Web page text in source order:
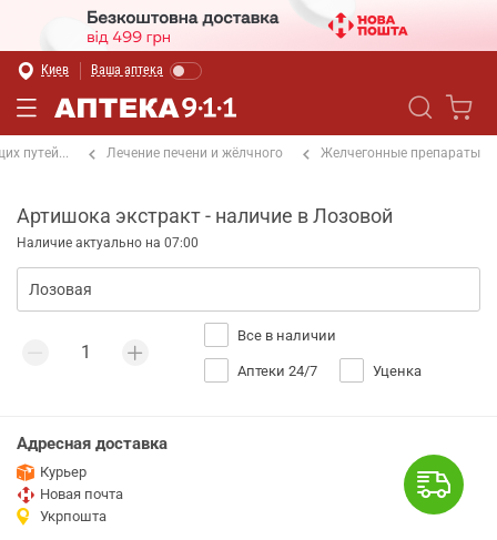
Киев Ваша аптека
путей... Лечение печени и жёлчного Желчегонные препараты
Артишока экстракт - наличие в Лозовой
Наличие актуально на 07:00
Все в наличии
Аптеки 24/7 Уценка
Адресная доставка
Курьер
Новая почта
Укрпошта